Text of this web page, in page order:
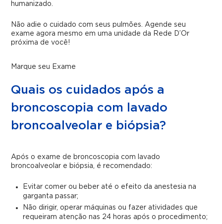
humanizado.
Não adie o cuidado com seus pulmões. Agende seu
exame agora mesmo em uma unidade da Rede D’Or
próxima de você!
Marque seu Exame
Quais os cuidados após a
broncoscopia com lavado
broncoalveolar e biópsia?
Após o exame de broncoscopia com lavado
broncoalveolar e biópsia, é recomendado:
Evitar comer ou beber até o efeito da anestesia na
garganta passar;
Não dirigir, operar máquinas ou fazer atividades que
requeiram atenção nas 24 horas após o procedimento;